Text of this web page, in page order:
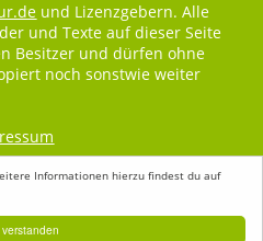
Informationen hierzu findest du auf
und Lizenzgebern. Alle
und Texte auf dieser Seite
Besitzer und dürfen ohne
noch sonstwie weiter